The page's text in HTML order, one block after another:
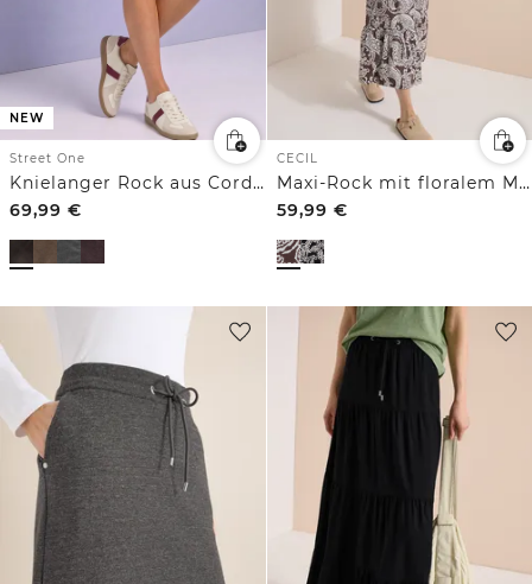
NEW
Street One
Knielanger Rock aus Cord mit Taschen
69,99 €
CECIL
Maxi-Rock mit floralem Muster
59,99 €